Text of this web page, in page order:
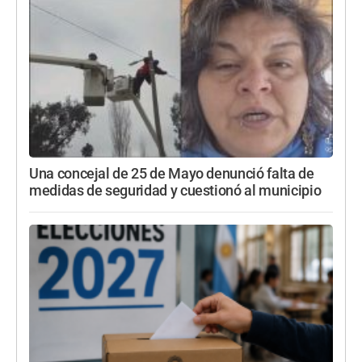
Una concejal de 25 de Mayo denunció falta de
medidas de seguridad y cuestionó al municipio